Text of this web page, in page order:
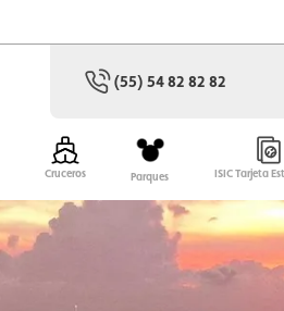
(55) 54 82 82 82
Cruceros Parques ISIC Tarjeta